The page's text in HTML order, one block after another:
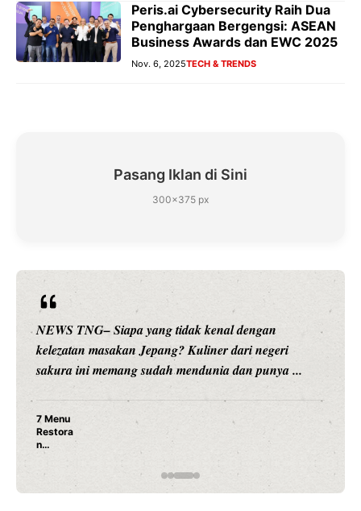
Peris.ai Cybersecurity Raih Dua
Penghargaan Bergengsi: ASEAN
Business Awards dan EWC 2025
Nov. 6, 2025TECH & TRENDS
Pasang Iklan di Sini
300×375 px
NEWS TNG– Siapa sangka, dua nama besar di dunia
hiburan, Nunung Srimulat dan Vicky Prasetyo, kini
merambah dunia kuliner dengan ...
Nunung Srimulat & Vicky Prasetyo Buka Restoran
Rahasia Mami Bikin Nagih!